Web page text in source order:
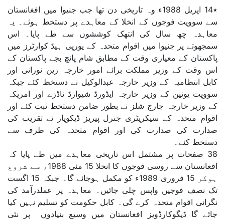
٭14 اپریل 1988ء وہ تاریخی دن تھا جب جنیوا میں افغانستان
سے سوویت فوجوں کے انخلا کے معاہدے پر دستخط ہوئے۔ یہ
معاہدہ چھ سال کی انتھک کوششوں سے طے پایا۔ اس
سمجھوتے پر جنیوا میں اقوام متحدہ کے یورپی ہیڈ کوارٹرز میں
پاکستان کے معیاری وقت کے مطابق شام پانچ بجے پاکستان کے
اس وقت کے وزیر مملکت برائے امور خارجہ زین نورانی اور
کابل انتظامیہ کے وزیر خارجہ عبدالوکیل نے دستخط کئے جبکہ
سوویت یونین کے وزیر خارجہ ایڈورڈ شیوارڈ ناڈزے اور امریکہ
کے وزیر خارجہ جارج شلز نے بطور ضامن دستخط ثبت کئے اور
اقوام متحدہ کے سیکریٹری جنرل پیریز ڈیکویار نے تقریب کی
صدارت کی صدارت کی اور اقوام متحدہ کی طرف سے
دستخط کئے۔
38 صفحات پر مشتمل اس تاریخی معاہدے میں طے پایا کہ
افغانستان سے روسی فوجوں کا انخلا 15 مئی 1988ء سے شروع
ہوکر 15 فروری 1989ء کو مکمل ہوجائے گا۔ جبکہ 15 اگست
تک نصف فوجیں واپس چلی جائیں۔ معاہدہ پر عملدرآمد کی
نگرانی اقوام متحدہ کرے گی۔ کابل حکومت کو تسلیم نہیں کیا
جائے گا ڈیگوکارڈویز افغانستان میں وسیع بنیادوں پر نئی